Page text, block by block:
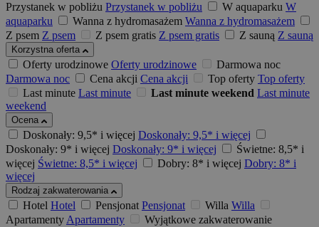
Przystanek w pobliżu Przystanek w pobliżu W aquaparku W
aquaparku
Wanna z hydromasażem Wanna z hydromasażem
Z psem Z psem Z psem gratis Z psem gratis Z sauną Z sauną
Korzystna oferta
Oferty urodzinowe Oferty urodzinowe
Darmowa noc
Darmowa noc
Cena akcji Cena akcji Top oferty Top oferty
Last minute Last minute Last minute weekend Last minute
weekend
Ocena
Doskonały: 9,5* i więcej Doskonały: 9,5* i więcej
Doskonały: 9* i więcej Doskonały: 9* i więcej
Świetne: 8,5* i
więcej Świetne: 8,5* i więcej Dobry: 8* i więcej Dobry: 8* i
więcej
Rodzaj zakwaterowania
Hotel Hotel Pensjonat Pensjonat Willa Willa
ApartamentyApartamenty
Wyjątkowe zakwaterowanie